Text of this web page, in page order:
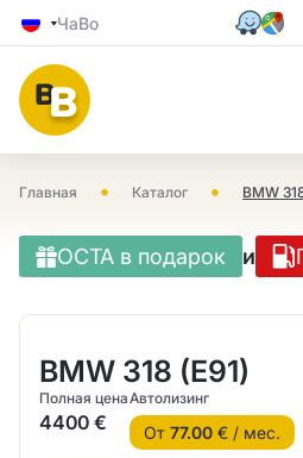
ЧаВо
Главная • Каталог • BMW
OCTA в подарок и
BMW 318 (E91)
Полная цена
4400 €
Автолизинг
От 77.00€ / мес.